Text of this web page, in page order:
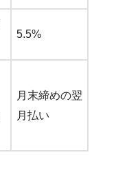
5.5%
月末締めの翌
月払い